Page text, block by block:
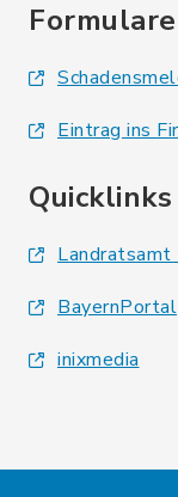
Formulare
Eintrag ins
Quicklinks
Landratsamt
BayernPortal
inixmedia